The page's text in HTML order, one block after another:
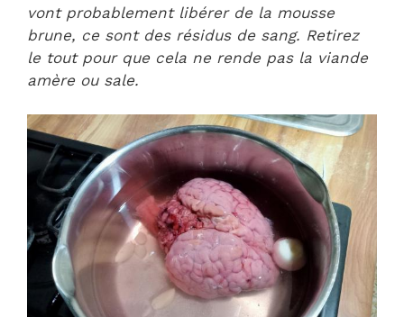
vont probablement libérer de la mousse
brune, ce sont des résidus de sang. Retirez
le tout pour que cela ne rende pas la viande
amère ou sale.